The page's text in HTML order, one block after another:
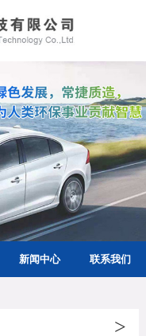
新闻中心 联系我们
>